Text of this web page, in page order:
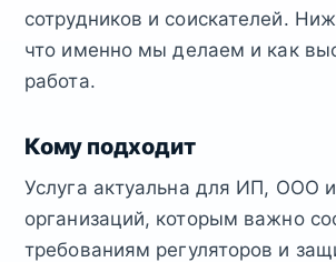
сотрудников и соискателей.
что именно мы делаем и как
работа.
Кому подходит
Услуга актуальна для ИП, ООО
организаций, которым важно
требованиям регуляторов и